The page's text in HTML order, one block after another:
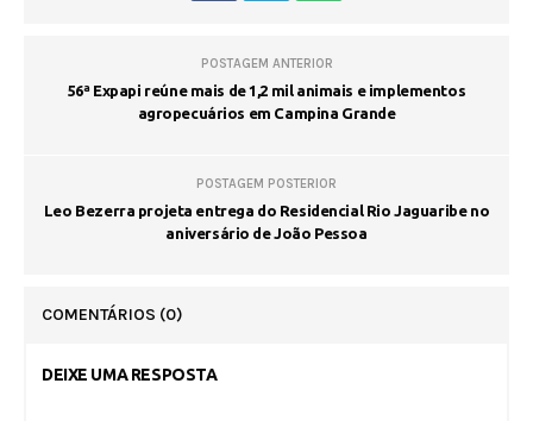
POSTAGEM ANTERIOR
56ª Expapi reúne mais de 1,2 mil animais e implementos
agropecuários em Campina Grande
POSTAGEM POSTERIOR
Leo Bezerra projeta entrega do Residencial Rio Jaguaribe no
aniversário de João Pessoa
COMENTÁRIOS (0)
DEIXE UMA RESPOSTA